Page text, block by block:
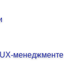
менеджменте